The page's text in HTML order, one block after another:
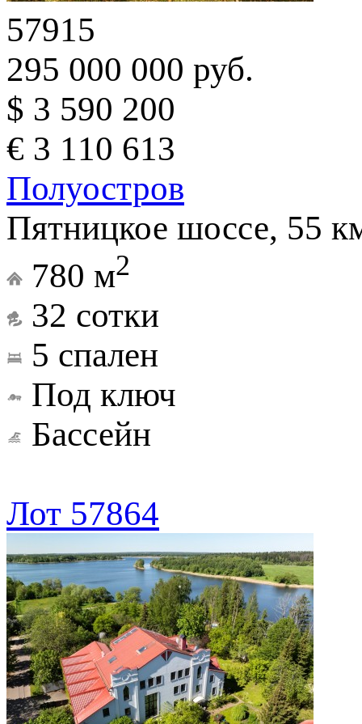
57915
295 000 000 руб.
$ 3 590 200
€ 3 110 613
Полуостров
Пятницкое шоссе, 55
780 м2
32 сотки
5 спален
Под ключ
Бассейн
Лот 57864